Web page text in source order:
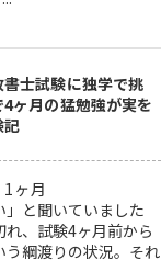
書士試験に独学で挑
ヶ月の猛勉強が実を
記
1 ヶ月
」と聞いていました
、試験4ヶ月前から
綱渡りの状況。それ